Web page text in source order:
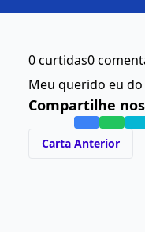
0 curtidas0
Meu querido eu
Compartilhe
Carta Anterior